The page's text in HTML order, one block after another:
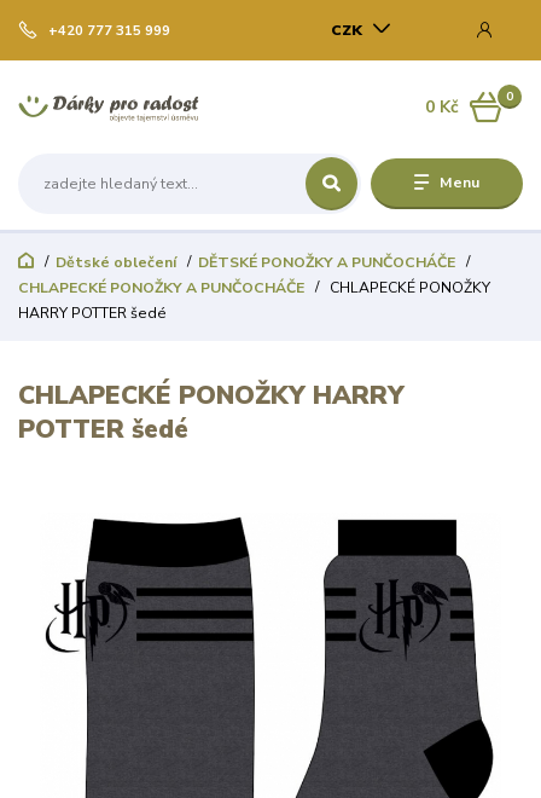
Menu
CZK
+420 777 315 999
0
0 Kč
Dětské oblečení
DĚTSKÉ PONOŽKY A PUNČOCHÁČE
CHLAPECKÉ PONOŽKY A PUNČOCHÁČE
CHLAPECKÉ PONOŽKY
HARRY POTTER šedé
CHLAPECKÉ PONOŽKY HARRY
POTTER šedé